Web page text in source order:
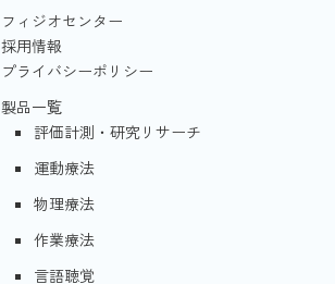
フィジオセンター
採用情報
プライバシーポリシー
製品一覧
評価計測・研究リサーチ
運動療法
物理療法
作業療法
言語聴覚